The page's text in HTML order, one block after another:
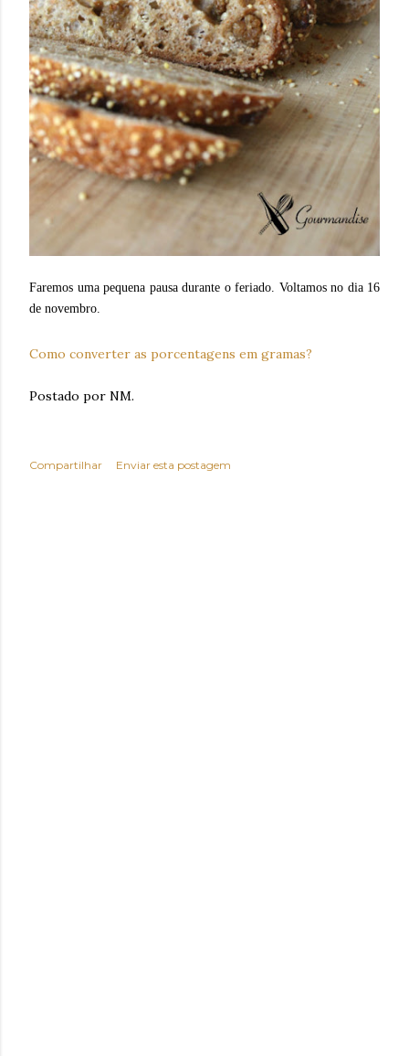
Faremos uma pequena pausa durante o feriado. Voltamos no dia 16
de novembro.
Como converter as porcentagens em gramas?
Postado por NM.
Compartilhar Enviar esta postagem